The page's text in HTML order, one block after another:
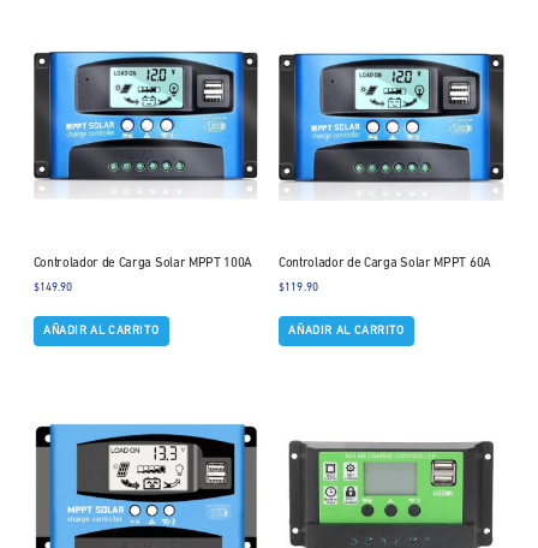
Controlador de Carga Solar MPPT 100A
$149.90
AÑADIR AL CARRITO
Controlador de Carga Solar MPPT 60A
$119.90
AÑADIR AL CARRITO